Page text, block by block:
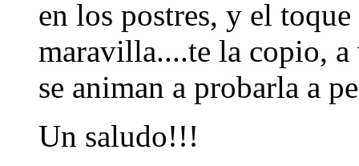
en los postres, y el
maravilla....te la copio,
se animan a probarla a
Un saludo!!!